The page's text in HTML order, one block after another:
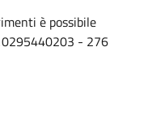
è possibile
- 276